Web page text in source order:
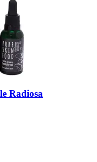
Radiosa